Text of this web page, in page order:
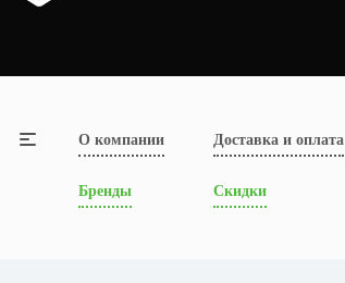
О компании Доставка и оплата
Бренды Скидки